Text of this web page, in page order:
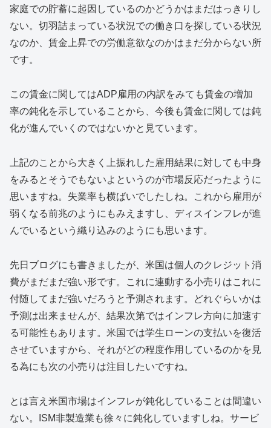
家庭での貯蓄に起因しているのかどうかはまだはっきりし
ない。切羽詰まっている状況での働き口を探している状況
なのか、賃金上昇での労働意欲なのかはまだ分からない所
です。
この賃金に関してはADP雇用の内訳をみても賃金の増加
率の鈍化を示していることから、今後も賃金に関しては鈍
化が進んでいくのではないかと見ています。
上記のことから大きく上振れした雇用結果に対しても中身
をみるとそうでもないよというのが市場反応だったように
思いますね。失業率も横ばいでしたしね。これから雇用が
弱くなる前兆のようにもみえますし、ディスインフレが進
んでいるという織り込みのようにも思います。
先日ブログにも書きましたが、米国は個人のクレジット消
費がまだまだ強い形です。これに連動する小売りはこれに
付随してまだ強いだろうと予測されます。どれぐらいかは
予測は出来ませんが、結果次第ではインフレ方向に加速す
る可能性もあります。米国では学生ローンの支払いを復活
させていますから、それがどの程度作用しているのかを見
る為にも次の小売りは注目したいですね。
とは言え米国市場はインフレが鈍化していることは間違い
ない。ISM非製造業も徐々に鈍化していますしね。サービ